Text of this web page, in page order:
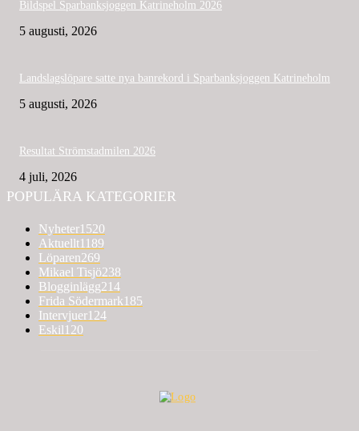
Bildspel Sparbanksjoggen Katrineholm 2026
5 augusti, 2026
Landslagslöpare satte nya banrekord i Sparbanksjoggen Katrineholm
5 augusti, 2026
Resultat Strömstadmilen 2026
4 juli, 2026
POPULÄRA KATEGORIER
Nyheter1520
Aktuellt1189
Löparen269
Mikael Tisjö238
Blogginlägg214
Frida Södermark185
Intervjuer124
Eskil120